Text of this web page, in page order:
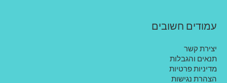
עמודים חשובים
יצירת קשר
תנאים והגבלות
מדיניות פרטיות
הצהרת נגישות